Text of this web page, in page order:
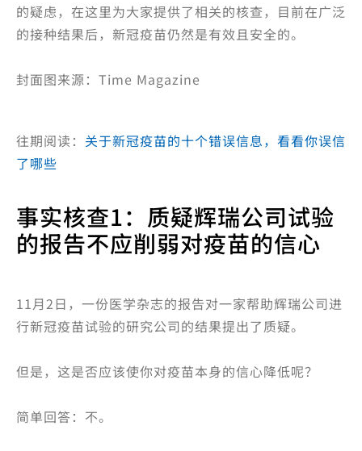
的疑虑，在这里为大家提供了相关的核查，目前在广泛
的接种结果后，新冠疫苗仍然是有效且安全的。
封面图来源：Time Magazine
往期阅读： 关于新冠疫苗的十个错误信息，看看你误信
了哪些
事实核查1：质疑辉瑞公司试验
的报告不应削弱对疫苗的信心
11月2日，一份医学杂志的报告对一家帮助辉瑞公司进
行新冠疫苗试验的研究公司的结果提出了质疑。
但是，这是否应该使你对疫苗本身的信心降低呢？
简单回答：不。